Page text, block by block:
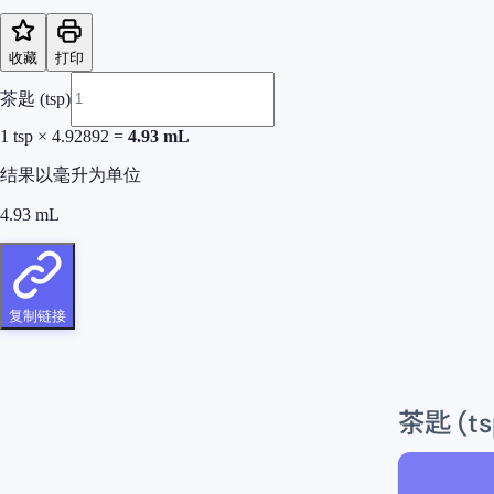
收藏 打印
茶匙 (tsp)
1 tsp × 4.92892 = 4.93 mL
结果以毫升为单位
4.93 mL
复制链接
茶匙